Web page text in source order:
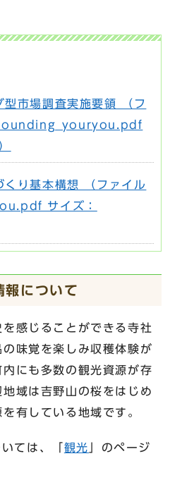
型市場調査実施要領 （フ
くり基本構想 （ファイル
サイズ：
報について
感じることができる寺社
味覚を楽しみ収穫体験が
にも多数の観光資源が存
域は吉野山の桜をはじめ
有している地域です。
ては、「 観光
」のページ